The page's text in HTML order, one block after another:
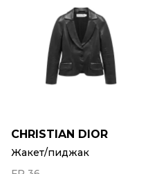
CHRISTIAN DIOR
Жакет/пиджак